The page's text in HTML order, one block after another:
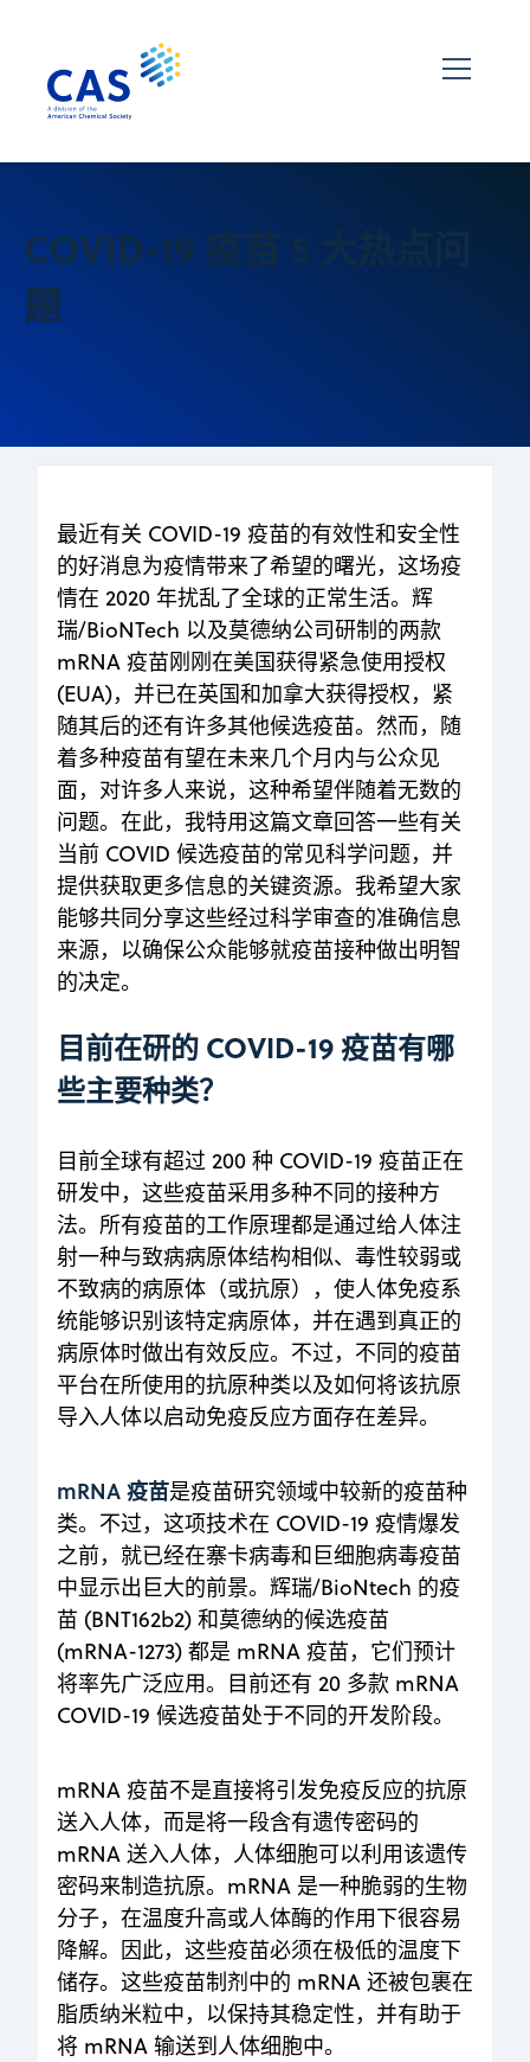
COVID-19 疫苗 5 大热点问
题
最近有关 COVID-19 疫苗的有效性和安全性
的好消息为疫情带来了希望的曙光，这场疫
情在 2020 年扰乱了全球的正常生活。辉
瑞/BioNTech 以及莫德纳公司研制的两款
mRNA 疫苗刚刚在美国获得紧急使用授权
(EUA)，并已在英国和加拿大获得授权，紧
随其后的还有许多其他候选疫苗。然而，随
着多种疫苗有望在未来几个月内与公众见
面，对许多人来说，这种希望伴随着无数的
问题。在此，我特用这篇文章回答一些有关
当前 COVID 候选疫苗的常见科学问题，并
提供获取更多信息的关键资源。我希望大家
能够共同分享这些经过科学审查的准确信息
来源，以确保公众能够就疫苗接种做出明智
的决定。
目前在研的 COVID-19 疫苗有哪
些主要种类？
目前全球有超过 200 种 COVID-19 疫苗正在
研发中，这些疫苗采用多种不同的接种方
法。所有疫苗的工作原理都是通过给人体注
射一种与致病病原体结构相似、毒性较弱或
不致病的病原体（或抗原），使人体免疫系
统能够识别该特定病原体，并在遇到真正的
病原体时做出有效反应。不过，不同的疫苗
平台在所使用的抗原种类以及如何将该抗原
导入人体以启动免疫反应方面存在差异。
mRNA 疫苗是疫苗研究领域中较新的疫苗种
类。不过，这项技术在 COVID-19 疫情爆发
之前，就已经在寨卡病毒和巨细胞病毒疫苗
中显示出巨大的前景。辉瑞/BioNtech 的疫
苗 (BNT162b2) 和莫德纳的候选疫苗
(mRNA-1273) 都是 mRNA 疫苗，它们预计
将率先广泛应用。目前还有 20 多款 mRNA
COVID-19 候选疫苗处于不同的开发阶段。
mRNA 疫苗不是直接将引发免疫反应的抗原
送入人体，而是将一段含有遗传密码的
mRNA 送入人体，人体细胞可以利用该遗传
密码来制造抗原。mRNA 是一种脆弱的生物
分子，在温度升高或人体酶的作用下很容易
降解。因此，这些疫苗必须在极低的温度下
储存。这些疫苗制剂中的 mRNA 还被包裹在
脂质纳米粒中，以保持其稳定性，并有助于
将 mRNA 输送到人体细胞中。